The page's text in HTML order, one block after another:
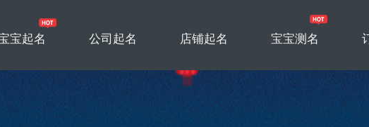
宝起名 公司起名 店铺起名 宝宝测名